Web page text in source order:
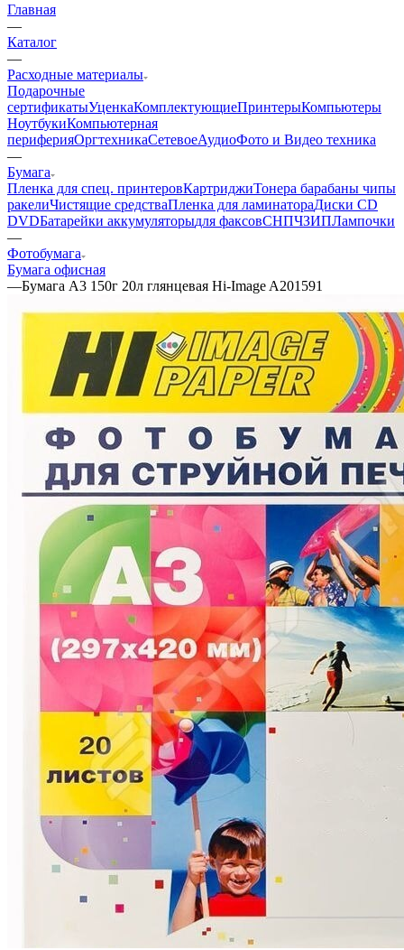
Главная
—
Каталог
—
Расходные материалы
Подарочные
сертификатыУценкаКомплектующиеПринтерыКомпьютеры
НоутбукиКомпьютерная
периферияОргтехникаСетевоеАудиоФото и Видео техника
—
Бумага
Пленка для спец. принтеровКартриджиТонера барабаны чипы
ракелиЧистящие средстваПленка для ламинатораДиски CD
DVDБатарейки аккумуляторыдля факсовСНПЧЗИПЛампочки
—
Фотобумага
Бумага офисная
—Бумага А3 150г 20л глянцевая Hi-Image A201591